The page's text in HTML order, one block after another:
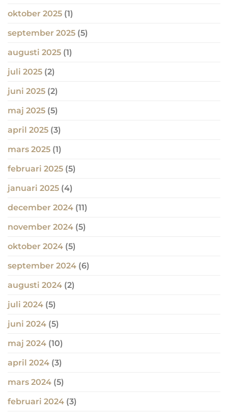
oktober 2025 (1)
september 2025 (5)
augusti 2025 (1)
juli 2025 (2)
juni 2025 (2)
maj 2025 (5)
april 2025 (3)
mars 2025 (1)
februari 2025 (5)
januari 2025 (4)
december 2024 (11)
november 2024 (5)
oktober 2024 (5)
september 2024 (6)
augusti 2024 (2)
juli 2024 (5)
juni 2024 (5)
maj 2024 (10)
april 2024 (3)
mars 2024 (5)
februari 2024 (3)